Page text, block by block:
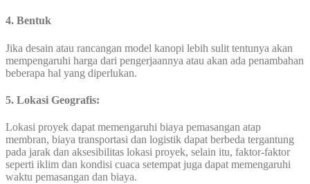
4. Bentuk
Jika desain atau rancangan model kanopi lebih sulit tentunya akan
mempengaruhi harga dari pengerjaannya atau akan ada penambahan
beberapa hal yang diperlukan.
5. Lokasi Geografis:
Lokasi proyek dapat memengaruhi biaya pemasangan atap
membran, biaya transportasi dan logistik dapat berbeda tergantung
pada jarak dan aksesibilitas lokasi proyek, selain itu, faktor-faktor
seperti iklim dan kondisi cuaca setempat juga dapat memengaruhi
waktu pemasangan dan biaya.